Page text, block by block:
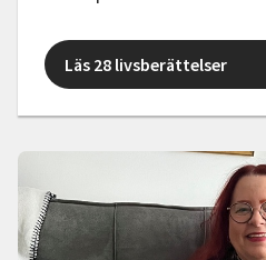
Läs 28 livsberättelser